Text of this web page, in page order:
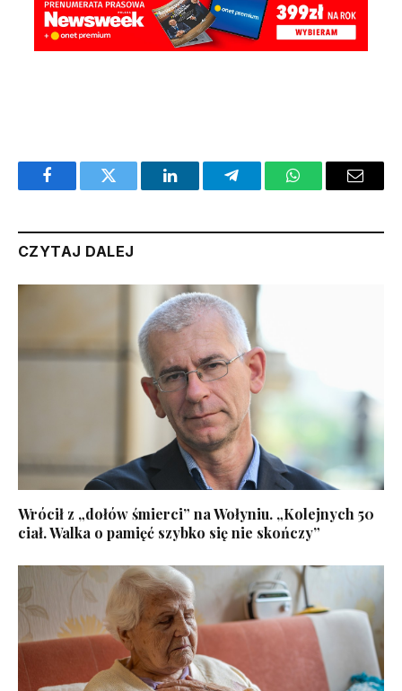
FacebookTwitter LinkedInTelegramWhatsAppEmail
CZYTAJ DALEJ
Wrócił z „dołów śmierci” na Wołyniu. „Kolejnych 50
ciał. Walka o pamięć szybko się nie skończy”